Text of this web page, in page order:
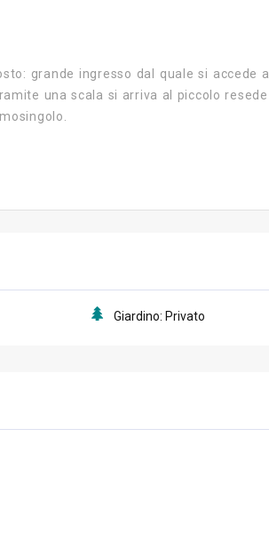
grande ingresso dal quale si accede
una scala si arriva al piccolo
Giardino: Privato